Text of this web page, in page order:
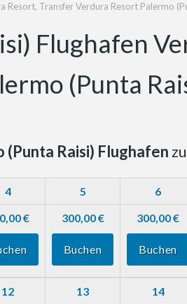
Resort, Transfer Verdura Resort Palermo
Flughafen
(Punta
(Punta Raisi) Flughafen zu
4 5 6
€ 300,00 €
Buchen
300,00 €
Buchen
12 13 14